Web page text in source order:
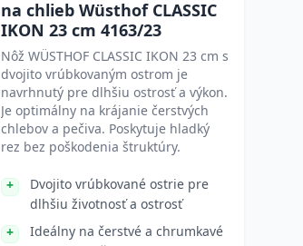
na chlieb Wüsthof CLASSIC
IKON 23 cm 4163/23
Nôž WÜSTHOF CLASSIC IKON 23 cm s
dvojito vrúbkovaným ostrom je
navrhnutý pre dlhšiu ostrosť a výkon.
Je optimálny na krájanie čerstvých
chlebov a pečiva. Poskytuje hladký
rez bez poškodenia štruktúry.
Dvojito vrúbkované ostrie pre
dlhšiu životnosť a ostrosť
Ideálny na čerstvé a chrumkavé